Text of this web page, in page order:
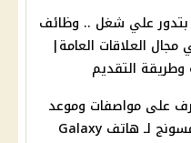
بتدور علي شغل .. وظائف
مصر 2024 في مجال العلاقات العامة|
التقديم
على مواصفات وموعد
إطلاق شركة سامسونج لـ هاتف Galaxy